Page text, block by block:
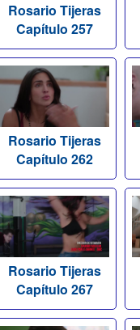
Rosario Tijeras
Capítulo 257
Rosario Tijeras
Capítulo 262
Rosario Tijeras
Capítulo 267